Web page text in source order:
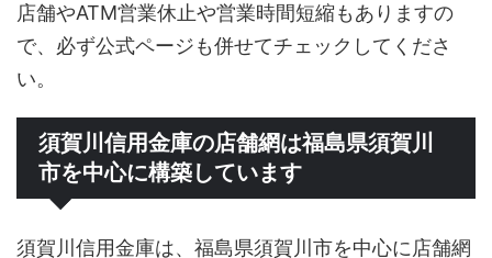
店舗やATM営業休止や営業時間短縮もありますの
で、必ず公式ページも併せてチェックしてくださ
い。
須賀川信用金庫の店舗網は福島県須賀川
市を中心に構築しています
須賀川信用金庫は、福島県須賀川市を中心に店舗網